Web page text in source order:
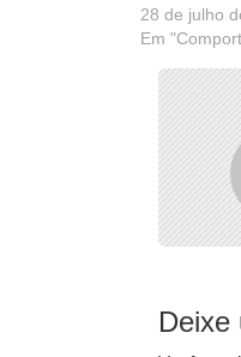
28 de julho
Em
Deixe